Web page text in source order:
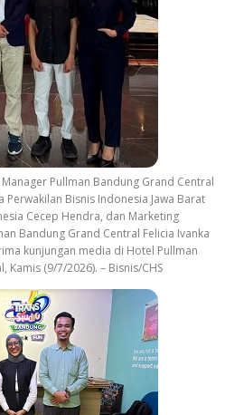
Pullman Bandung Grand Central
Perwakilan Bisnis Indonesia Jawa Barat
Cecep Hendra, dan Marketing
Bandung Grand Central Felicia Ivanka
kunjungan media di Hotel Pullman
Kamis (9/7/2026). – Bisnis/CHS